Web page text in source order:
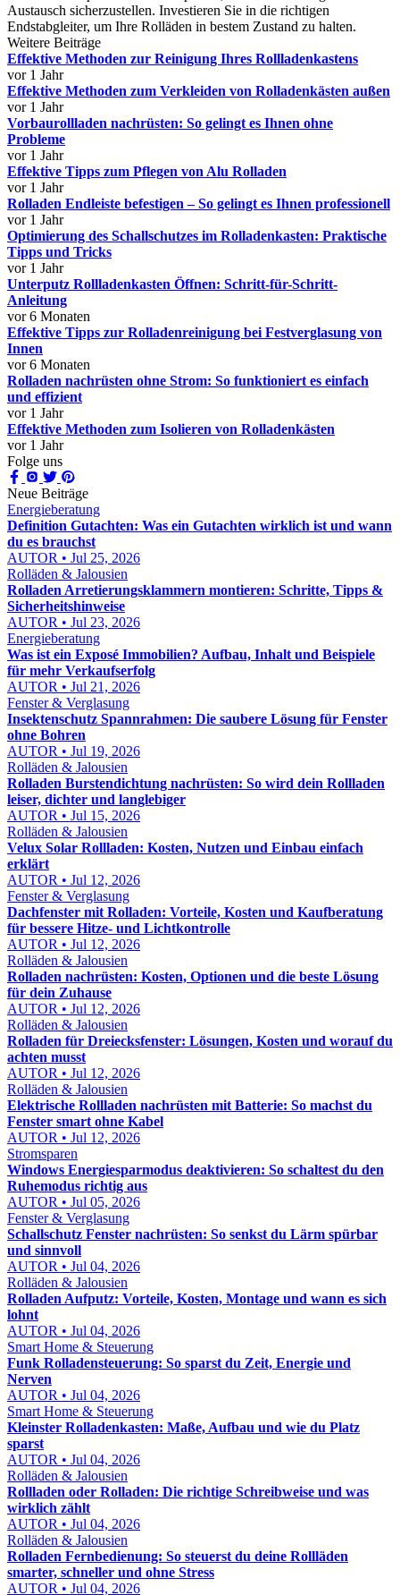
Austausch sicherzustellen. Investieren Sie in die richtigen
Endstabgleiter, um Ihre Rolläden in bestem Zustand zu halten.
Weitere Beiträge
Effektive Methoden zur Reinigung Ihres Rollladenkastens
vor 1 Jahr
Effektive Methoden zum Verkleiden von Rolladenkästen außen
vor 1 Jahr
Vorbaurollladen nachrüsten: So gelingt es Ihnen ohne
Probleme
vor 1 Jahr
Effektive Tipps zum Pflegen von Alu Rolladen
vor 1 Jahr
Rolladen Endleiste befestigen – So gelingt es Ihnen professionell
vor 1 Jahr
Optimierung des Schallschutzes im Rolladenkasten: Praktische
Tipps und Tricks
vor 1 Jahr
Unterputz Rollladenkasten Öffnen: Schritt-für-Schritt-
Anleitung
vor 6 Monaten
Effektive Tipps zur Rolladenreinigung bei Festverglasung von
Innen
vor 6 Monaten
Rolladen nachrüsten ohne Strom: So funktioniert es einfach
und effizient
vor 1 Jahr
Effektive Methoden zum Isolieren von Rolladenkästen
vor 1 Jahr
Folge uns
Neue Beiträge
Energieberatung
Definition Gutachten: Was ein Gutachten wirklich ist und wann
du es brauchst
AUTOR • Jul 25, 2026
Rolläden & Jalousien
Rolladen Arretierungsklammern montieren: Schritte, Tipps &
Sicherheitshinweise
AUTOR • Jul 23, 2026
Energieberatung
Was ist ein Exposé Immobilien? Aufbau, Inhalt und Beispiele
für mehr Verkaufserfolg
AUTOR • Jul 21, 2026
Fenster & Verglasung
Insektenschutz Spannrahmen: Die saubere Lösung für Fenster
ohne Bohren
AUTOR • Jul 19, 2026
Rolläden & Jalousien
Rolladen Burstendichtung nachrüsten: So wird dein Rollladen
leiser, dichter und langlebiger
AUTOR • Jul 15, 2026
Rolläden & Jalousien
Velux Solar Rollladen: Kosten, Nutzen und Einbau einfach
erklärt
AUTOR • Jul 12, 2026
Fenster & Verglasung
Dachfenster mit Rolladen: Vorteile, Kosten und Kaufberatung
für bessere Hitze- und Lichtkontrolle
AUTOR • Jul 12, 2026
Rolläden & Jalousien
Rolladen nachrüsten: Kosten, Optionen und die beste Lösung
für dein Zuhause
AUTOR • Jul 12, 2026
Rolläden & Jalousien
Rolladen für Dreiecksfenster: Lösungen, Kosten und worauf du
achten musst
AUTOR • Jul 12, 2026
Rolläden & Jalousien
Elektrische Rollladen nachrüsten mit Batterie: So machst du
Fenster smart ohne Kabel
AUTOR • Jul 12, 2026
Stromsparen
Windows Energiesparmodus deaktivieren: So schaltest du den
Ruhemodus richtig aus
AUTOR • Jul 05, 2026
Fenster & Verglasung
Schallschutz Fenster nachrüsten: So senkst du Lärm spürbar
und sinnvoll
AUTOR • Jul 04, 2026
Rolläden & Jalousien
Rolladen Aufputz: Vorteile, Kosten, Montage und wann es sich
lohnt
AUTOR • Jul 04, 2026
Smart Home & Steuerung
Funk Rolladensteuerung: So sparst du Zeit, Energie und
Nerven
AUTOR • Jul 04, 2026
Smart Home & Steuerung
Kleinster Rolladenkasten: Maße, Aufbau und wie du Platz
sparst
AUTOR • Jul 04, 2026
Rolläden & Jalousien
Rollladen oder Rolladen: Die richtige Schreibweise und was
wirklich zählt
AUTOR • Jul 04, 2026
Rolläden & Jalousien
Rolladen Fernbedienung: So steuerst du deine Rollläden
smarter, schneller und ohne Stress
AUTOR • Jul 04, 2026